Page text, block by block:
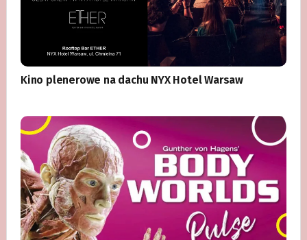
Kino plenerowe na dachu NYX Hotel Warsaw